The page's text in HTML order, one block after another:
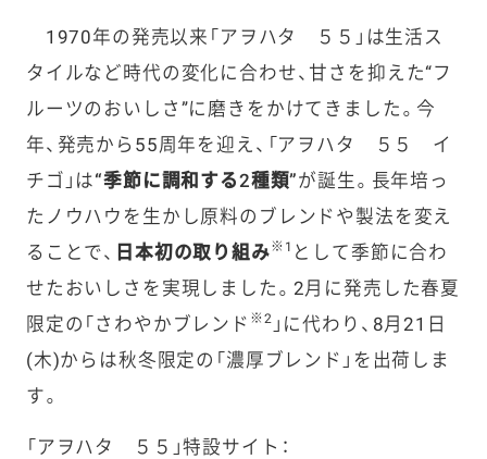
1970年の発売以来「アヲハタ ５５」は生活ス
タイルなど時代の変化に合わせ、甘さを抑えた“フ
ルーツのおいしさ”に磨きをかけてきました。今
年、発売から55周年を迎え、「アヲハタ ５５ イ
チゴ」は“季節に調和する2種類”が誕生。長年培っ
たノウハウを生かし原料のブレンドや製法を変え
ることで、 日本初の取り組み※1 として季節に合わ
せたおいしさを実現しました。2月に発売した春夏
限定の「さわやかブレンド ※2 」に代わり、8月21日
(木)からは秋冬限定の「濃厚ブレンド」を出荷しま
す。
「アヲハタ ５５」特設サイト：